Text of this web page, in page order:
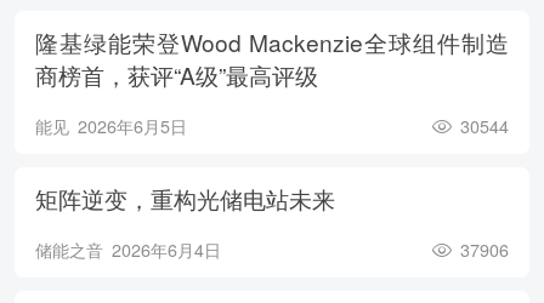
隆基绿能荣登Wood Mackenzie全球组件制造
商榜首，获评“A级”最高评级
能见 2026年6月5日 30544
矩阵逆变，重构光储电站未来
储能之音 2026年6月4日 37906